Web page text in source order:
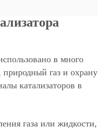
в много
газ и охрану
катализаторов в
газа или жидкости,